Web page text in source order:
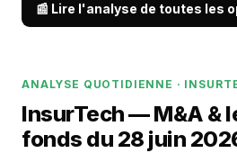
📰 Lire l'analyse de toutes les
ANALYSE QUOTIDIENNE ·
InsurTech — M&A &
fonds du 28 juin